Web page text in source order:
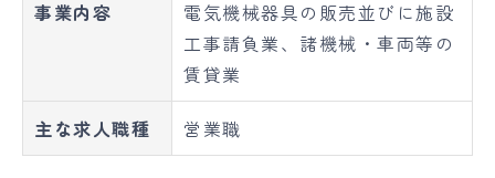
事業内容
電気機械器具の販売並びに施設
工事請負業、諸機械・車両等の
賃貸業
主な求人職種 営業職